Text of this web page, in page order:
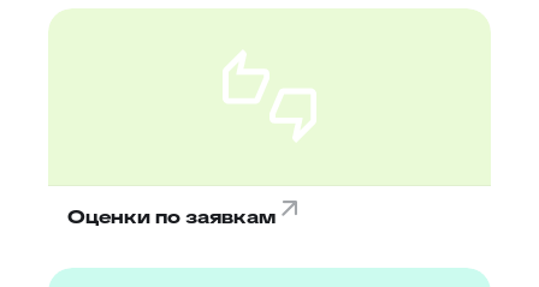
Оценки по заявкам